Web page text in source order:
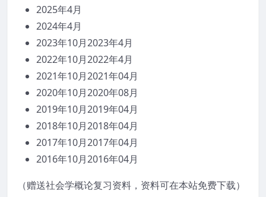
2025年4月
2024年4月
2023年10月2023年4月
2022年10月2022年4月
2021年10月2021年04月
2020年10月2020年08月
2019年10月2019年04月
2018年10月2018年04月
2017年10月2017年04月
2016年10月2016年04月
（赠送社会学概论复习资料，资料可在本站免费下载）